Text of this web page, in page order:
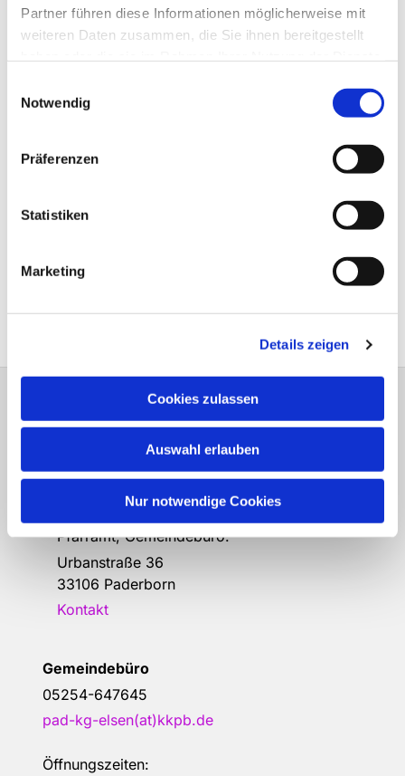
Partner führen diese Informationen möglicherweise mit
weiteren Daten zusammen, die Sie ihnen bereitgestellt
Notwendig
Präferenzen
Statistiken
Marketing
Details zeigen
Cookies zulassen
Auswahl erlauben
Nur notwendige Cookies
Bitte schreiben Sie bei Wünschen und
Anschrift der evang.- Luth.
Kirchengemeinde Elsen
Erlöserkirche, Gemeindehaus,
Pfarramt, Gemeindebüro:
Urbanstraße 36
33106 Paderborn
Kontakt
Gemeindebüro
05254-647645
pad-kg-elsen(at)kkpb.de
Öffnungszeiten: